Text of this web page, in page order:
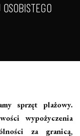
sprzęt plażowy.
wypożyczenia
za granicą,